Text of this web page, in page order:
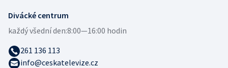
Divácké centrum
každý všední den:8:00—16:00 hodin
261 136 113
info@ceskatelevize.cz